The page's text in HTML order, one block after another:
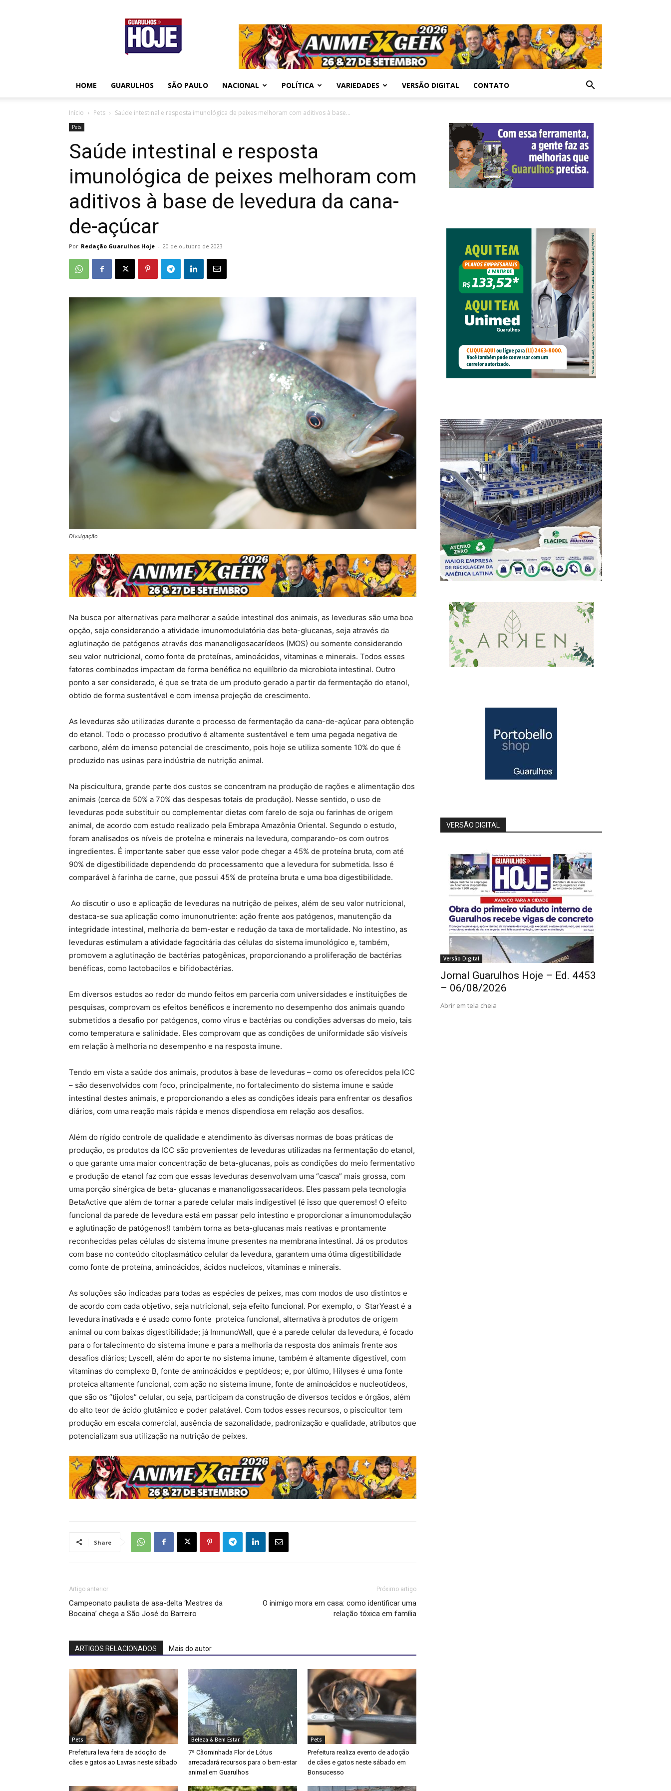
Guarulhos
Hoje
HOME GUARULHOS SÃO PAULO NACIONAL POLÍTICA VARIEDADES VERSÃO DIGITAL CONTATO
Início Pets Saúde intestinal e resposta imunológica de peixes melhoram com aditivos à base...
Pets
Saúde intestinal e resposta
imunológica de peixes melhoram com
aditivos à base de levedura da cana-
de-açúcar
Por Redação Guarulhos Hoje - 20 de outubro de 2023
Divulgação
Na busca por alternativas para melhorar a saúde intestinal dos animais, as leveduras são uma boa
opção, seja considerando a atividade imunomodulatória das beta-glucanas, seja através da
aglutinação de patógenos através dos mananoligosacarídeos (MOS) ou somente considerando
seu valor nutricional, como fonte de proteínas, aminoácidos, vitaminas e minerais. Todos esses
fatores combinados impactam de forma benéfica no equilíbrio da microbiota intestinal. Outro
ponto a ser considerado, é que se trata de um produto gerado a partir da fermentação do etanol,
obtido de forma sustentável e com imensa projeção de crescimento.
As leveduras são utilizadas durante o processo de fermentação da cana-de-açúcar para obtenção
do etanol. Todo o processo produtivo é altamente sustentável e tem uma pegada negativa de
carbono, além do imenso potencial de crescimento, pois hoje se utiliza somente 10% do que é
produzido nas usinas para indústria de nutrição animal.
Na piscicultura, grande parte dos custos se concentram na produção de rações e alimentação dos
animais (cerca de 50% a 70% das despesas totais de produção). Nesse sentido, o uso de
leveduras pode substituir ou complementar dietas com farelo de soja ou farinhas de origem
animal, de acordo com estudo realizado pela Embrapa Amazônia Oriental. Segundo o estudo,
foram analisados os níveis de proteína e minerais na levedura, comparando-os com outros
ingredientes. É importante saber que esse valor pode chegar a 45% de proteína bruta, com até
90% de digestibilidade dependendo do processamento que a levedura for submetida. Isso é
comparável à farinha de carne, que possui 45% de proteína bruta e uma boa digestibilidade.
Ao discutir o uso e aplicação de leveduras na nutrição de peixes, além de seu valor nutricional,
destaca-se sua aplicação como imunonutriente: ação frente aos patógenos, manutenção da
integridade intestinal, melhoria do bem-estar e redução da taxa de mortalidade. No intestino, as
leveduras estimulam a atividade fagocitária das células do sistema imunológico e, também,
promovem a aglutinação de bactérias patogênicas, proporcionando a proliferação de bactérias
benéficas, como lactobacilos e bifidobactérias.
Em diversos estudos ao redor do mundo feitos em parceria com universidades e instituições de
pesquisas, comprovam os efeitos benéficos e incremento no desempenho dos animais quando
submetidos a desafio por patógenos, como vírus e bactérias ou condições adversas do meio, tais
como temperatura e salinidade. Eles comprovam que as condições de uniformidade são visíveis
em relação à melhoria no desempenho e na resposta imune.
Tendo em vista a saúde dos animais, produtos à base de leveduras – como os oferecidos pela ICC
– são desenvolvidos com foco, principalmente, no fortalecimento do sistema imune e saúde
intestinal destes animais, e proporcionando a eles as condições ideais para enfrentar os desafios
diários, com uma reação mais rápida e menos dispendiosa em relação aos desafios.
Além do rígido controle de qualidade e atendimento às diversas normas de boas práticas de
produção, os produtos da ICC são provenientes de leveduras utilizadas na fermentação do etanol,
o que garante uma maior concentração de beta-glucanas, pois as condições do meio fermentativo
e produção de etanol faz com que essas leveduras desenvolvam uma “casca” mais grossa, com
uma porção sinérgica de beta- glucanas e mananoligossacarídeos. Eles passam pela tecnologia
BetaActive que além de tornar a parede celular mais indigestível (é isso que queremos! O efeito
funcional da parede de levedura está em passar pelo intestino e proporcionar a imunomodulação
e aglutinação de patógenos!) também torna as beta-glucanas mais reativas e prontamente
reconhecidas pelas células do sistema imune presentes na membrana intestinal. Já os produtos
com base no conteúdo citoplasmático celular da levedura, garantem uma ótima digestibilidade
como fonte de proteína, aminoácidos, ácidos nucleicos, vitaminas e minerais.
As soluções são indicadas para todas as espécies de peixes, mas com modos de uso distintos e
de acordo com cada objetivo, seja nutricional, seja efeito funcional. Por exemplo, o StarYeast é a
levedura inativada e é usado como fonte proteica funcional, alternativa à produtos de origem
animal ou com baixas digestibilidade; já ImmunoWall, que é a parede celular da levedura, é focado
para o fortalecimento do sistema imune e para a melhoria da resposta dos animais frente aos
desafios diários; Lyscell, além do aporte no sistema imune, também é altamente digestível, com
vitaminas do complexo B, fonte de aminoácidos e peptídeos; e, por último, Hilyses é uma fonte
proteica altamente funcional, com ação no sistema imune, fonte de aminoácidos e nucleotídeos,
que são os “tijolos” celular, ou seja, participam da construção de diversos tecidos e órgãos, além
do alto teor de ácido glutâmico e poder palatável. Com todos esses recursos, o piscicultor tem
produção em escala comercial, ausência de sazonalidade, padronização e qualidade, atributos que
potencializam sua utilização na nutrição de peixes.
Share
Artigo anterior
Campeonato paulista de asa-delta ‘Mestres da
Bocaina’ chega a São José do Barreiro
Próximo artigo
O inimigo mora em casa: como identificar uma
relação tóxica em família
ARTIGOS RELACIONADOS Mais do autor
Pets
Prefeitura leva feira de adoção de
cães e gatos ao Lavras neste sábado
Beleza & Bem Estar
7ª Cãominhada Flor de Lótus
arrecadará recursos para o bem-estar
animal em Guarulhos
Pets
Prefeitura realiza evento de adoção
de cães e gatos neste sábado em
Bonsucesso
VERSÃO DIGITAL
Versão Digital
Jornal Guarulhos Hoje – Ed. 4453
– 06/08/2026
Abrir em tela cheia